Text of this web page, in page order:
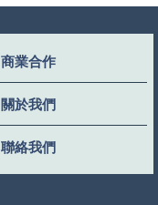
商業合作
關於我們
聯絡我們